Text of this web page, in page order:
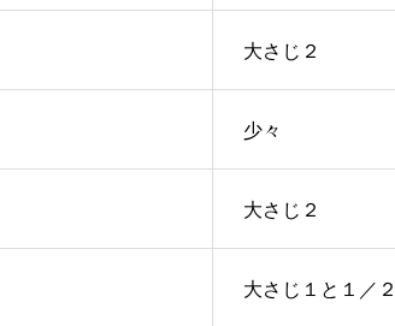
大さじ２
少々
大さじ２
大さじ１と１／２